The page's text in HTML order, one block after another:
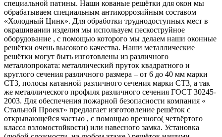
специальной патины. Наши кованые решётки для окон мы
обрабатываем специальным антикоррозийным составом
«Холодный Цинк». Для обработки труднодоступных мест в
окрашивании изделия мы используем пескоструйное
оборудование , с помощью которого мы делаем наши оконные
решётки очень высокого качества. Наши металлические
решётки могут быть изготовлены из различного
металлопроката: металлический пруток квадратного и
круглого сечения различного размера – от 6 до 40 мм марки
СТ3, полосы катанной различного сечения марки СТ3, а так
же металлического профиля различного сечения ГОСТ 30245-
2003. Для обеспечения пожарной безопасности компания «
Стальной Проект» предлагает изготовление решёток с
открывающейся частью , с помощью врезного( четвёртого
класса взломостойкости) или навесного замка. Установка